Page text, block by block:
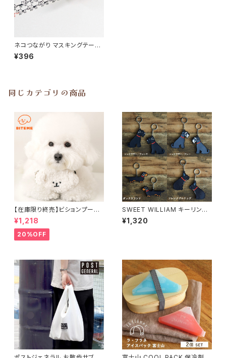
ネコつながり マスキングテープ
CAT 日本製 猫雑貨
¥396
同じカテゴリの商品
【在庫限り終売】ビションプーバ
ッグポーチ BITE ME バイトミー
¥1,218
20%OFF
SWEET WILLIAM キーリング
［メール便無料］
¥1,320